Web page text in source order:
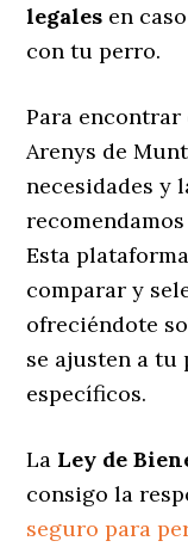
legales en
con tu perro.
Para encontrar
Arenys de
necesidades y
Esta
comparar y
ofreciéndote
se ajusten a
específicos.
La Ley de
consigo la
seguro para